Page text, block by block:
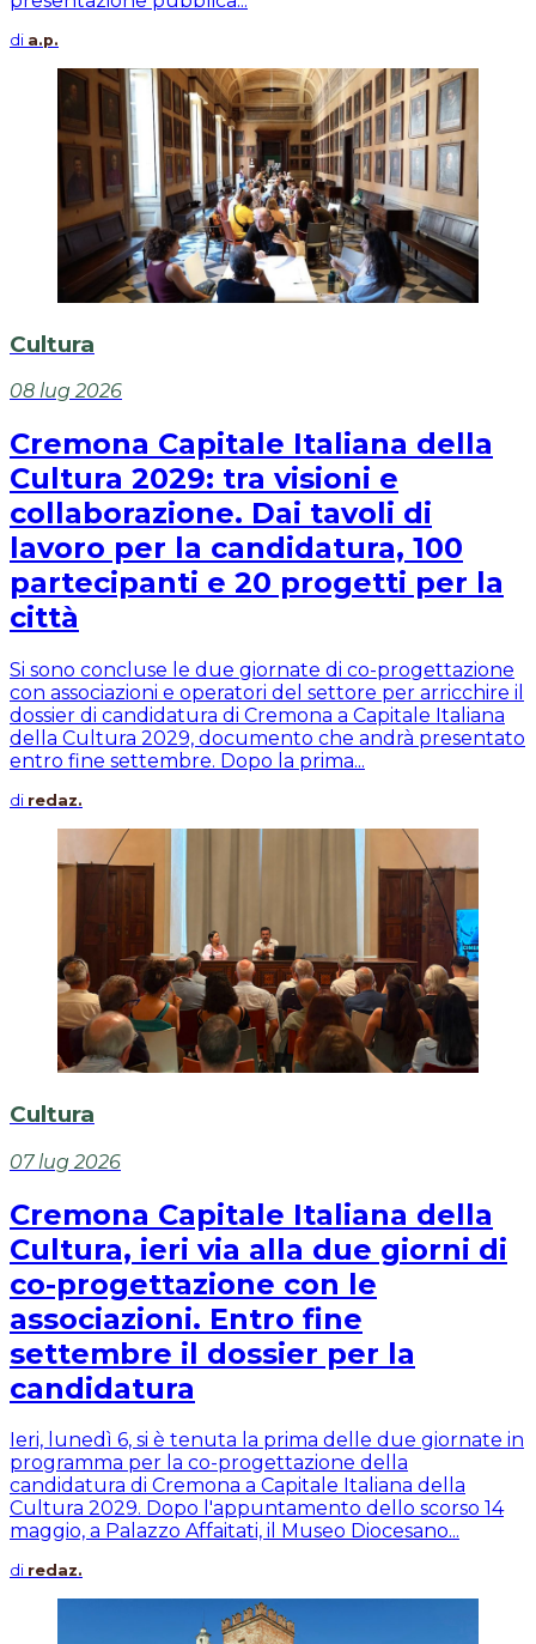
di a.p.
Cultura
08 lug 2026
Cremona Capitale Italiana della
Cultura 2029: tra visioni e
collaborazione. Dai tavoli di
lavoro per la candidatura, 100
partecipanti e 20 progetti per la
città
Si sono concluse le due giornate di co-progettazione
con associazioni e operatori del settore per arricchire il
dossier di candidatura di Cremona a Capitale Italiana
della Cultura 2029, documento che andrà presentato
entro fine settembre. Dopo la prima...
di redaz.
Cultura
07 lug 2026
Cremona Capitale Italiana della
Cultura, ieri via alla due giorni di
co-progettazione con le
associazioni. Entro fine
settembre il dossier per la
candidatura
Ieri, lunedì 6, si è tenuta la prima delle due giornate in
programma per la co-progettazione della
candidatura di Cremona a Capitale Italiana della
Cultura 2029. Dopo l'appuntamento dello scorso 14
maggio, a Palazzo Affaitati, il Museo Diocesano...
di redaz.